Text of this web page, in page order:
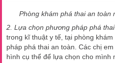
Phòng khám phá thai an toàn
2. Lựa chọn phương pháp phá
trong kĩ thuật y tế, tại phòng
pháp phá thai an toàn. Các chị
hình cụ thể để lựa chọn cho mình